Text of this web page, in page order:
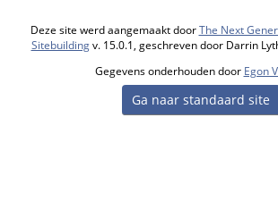
Deze site werd aangemaakt doorThe Next
Sitebuildingv. 15.0.1, geschreven door Darrin
Gegevens onderhouden door Egon
Ga naar standaard site